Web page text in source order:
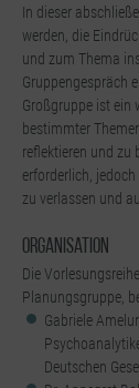
In dieser
werden, die
und zum Thema
Gruppengespräch
Großgruppe ist ein
bestimmter
reflektieren und zu
erforderlich,
zu verlassen und
Organisation
Die
Planungsgruppe,
Gabriele
Deutschen